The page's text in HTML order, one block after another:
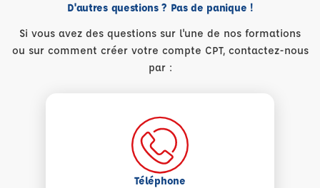
D'autres questions ? Pas de panique !
Si vous avez des questions sur l'une de nos formations
ou sur comment créer votre compte CPT, contactez-nous
par :
Téléphone